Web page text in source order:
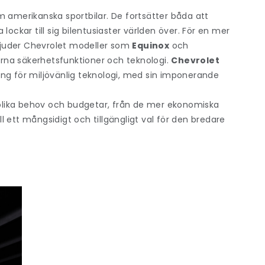
amerikanska sportbilar. De fortsätter båda att
till sig bilentusiaster världen över. För en mer
Chevrolet modeller som Equinox och
säkerhetsfunktioner och teknologi. Chevrolet
för miljövänlig teknologi, med sin imponerande
behov och budgetar, från de mer ekonomiska
ett mångsidigt och tillgängligt val för den bredare